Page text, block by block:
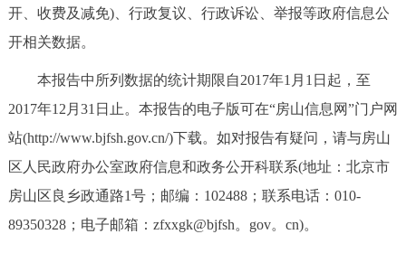
个人服务 法人服务 部门服务
中介服务 阳光政务
政民互动
12345网上接诉即办
开、收费及减免)、行政复议、行政诉讼、举报等政府信息公
开相关数据。
本报告中所列数据的统计期限自2017年1月1日起，至
2017年12月31日止。本报告的电子版可在“房山信息网”门户网
站(http://www.bjfsh.gov.cn/)下载。如对报告有疑问，请与房山
区人民政府办公室政府信息和政务公开科联系(地址：北京市
房山区良乡政通路1号；邮编：102488；联系电话：010-
89350328；电子邮箱：zfxxgk@bjfsh。gov。cn)。